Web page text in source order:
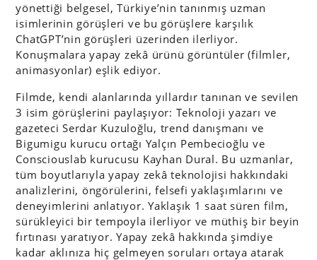
yönettiği belgesel, Türkiye’nin tanınmış uzman
isimlerinin görüşleri ve bu görüşlere karşılık
ChatGPT’nin görüşleri üzerinden ilerliyor.
Konuşmalara yapay zekâ ürünü görüntüler (filmler,
animasyonlar) eşlik ediyor.
Filmde, kendi alanlarında yıllardır tanınan ve sevilen
3 isim görüşlerini paylaşıyor: Teknoloji yazarı ve
gazeteci Serdar Kuzuloğlu, trend danışmanı ve
Bigumigu kurucu ortağı Yalçın Pembecioğlu ve
Consciouslab kurucusu Kayhan Dural. Bu uzmanlar,
tüm boyutlarıyla yapay zekâ teknolojisi hakkındaki
analizlerini, öngörülerini, felsefi yaklaşımlarını ve
deneyimlerini anlatıyor. Yaklaşık 1 saat süren film,
sürükleyici bir tempoyla ilerliyor ve müthiş bir beyin
fırtınası yaratıyor. Yapay zekâ hakkında şimdiye
kadar aklınıza hiç gelmeyen soruları ortaya atarak